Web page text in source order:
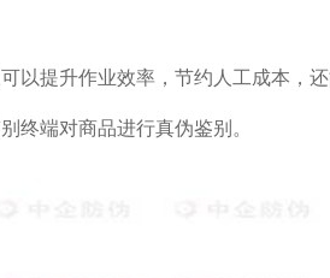
以提升作业效率，节约人工成本，
终端对商品进行真伪鉴别。